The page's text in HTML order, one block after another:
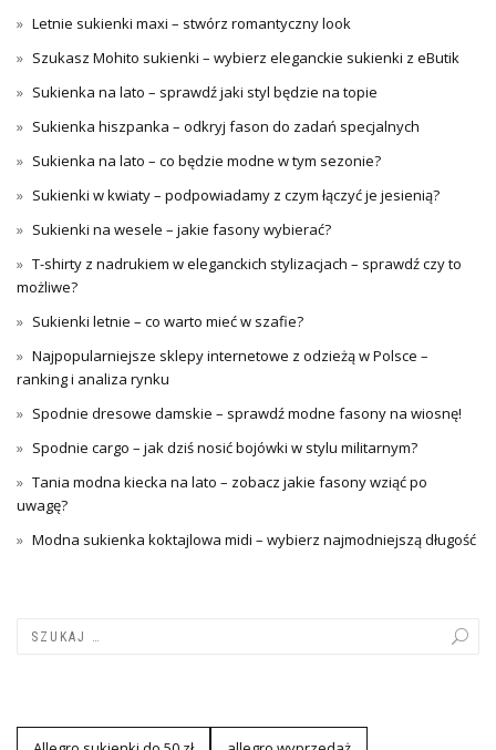
Letnie sukienki maxi – stwórz romantyczny look
Szukasz Mohito sukienki – wybierz eleganckie sukienki z eButik
Sukienka na lato – sprawdź jaki styl będzie na topie
Sukienka hiszpanka – odkryj fason do zadań specjalnych
Sukienka na lato – co będzie modne w tym sezonie?
Sukienki w kwiaty – podpowiadamy z czym łączyć je jesienią?
Sukienki na wesele – jakie fasony wybierać?
T-shirty z nadrukiem w eleganckich stylizacjach – sprawdź czy to
możliwe?
Sukienki letnie – co warto mieć w szafie?
Najpopularniejsze sklepy internetowe z odzieżą w Polsce –
ranking i analiza rynku
Spodnie dresowe damskie – sprawdź modne fasony na wiosnę!
Spodnie cargo – jak dziś nosić bojówki w stylu militarnym?
Tania modna kiecka na lato – zobacz jakie fasony wziąć po
uwagę?
Modna sukienka koktajlowa midi – wybierz najmodniejszą długość